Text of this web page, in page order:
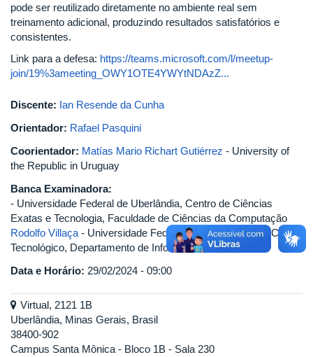
pode ser reutilizado diretamente no ambiente real sem
treinamento adicional, produzindo resultados satisfatórios e
consistentes.
Link para a defesa: https://teams.microsoft.com/l/meetup-
join/19%3ameeting_OWY1OTE4YWYtNDAzZ...
Discente: Ian Resende da Cunha
Orientador: Rafael Pasquini
Coorientador: Matías Mario Richart Gutiérrez - University of
the Republic in Uruguay
Banca Examinadora:
- Universidade Federal de Uberlândia, Centro de Ciências
Exatas e Tecnologia, Faculdade de Ciências da Computação
Rodolfo Villaça - Universidade Federal do Espírito Santo, Centro
Tecnológico, Departamento de Informática
Data e Horário: 29/02/2024 - 09:00
Virtual, 2121 1B
Uberlândia, Minas Gerais, Brasil
38400-902
Campus Santa Mônica - Bloco 1B - Sala 230